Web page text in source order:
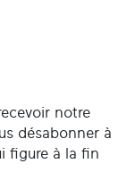
notre
désabonner à
figure à la fin